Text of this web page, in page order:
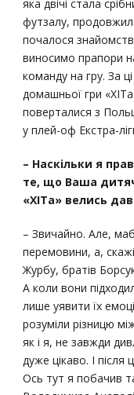
яка двічі стала
футзалу,
почалося
виносимо прапори
команду на гру. За
домашньої гри
поверталися з
у плей-оф Екстра-
– Наскільки я
те, що Ваша
«ХІТа» велись
– Звичайно. Але,
перемовини, а,
Журбу, братів
А коли вони
лише уявити їх
розуміли різницю
як і я, не завжди
дуже цікаво. І
Ось тут я побачив та